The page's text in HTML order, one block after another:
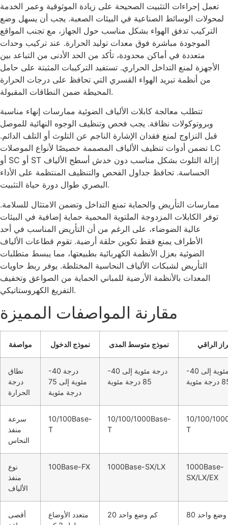
تعمل إجراءات التثبيت الصحيحة على زيادة الموثوقية وعمر الخدمة
لمحولات الوسائط الصناعية في البيئات الصعبة. يجب أن يسهل وضع
التركيب تدفق الهواء بشكل مناسب حول الجهاز، مع تجنب المواقع
الموجودة مباشرة فوق معدات توليد الحرارة. عند تركيب وحدات
متعددة في أماكن محدودة، تأكد من الحد الأدنى من التباعد بين
الأجهزة لمنع التداخل الحراري. تستفيد التركيبات المثبتة على حامل
من أنظمة تبريد الهواء القسري التي تحافظ على درجات الحرارة
المحيطة ضمن النطاقات المقبولة.
تتطلب معالجة كابلات الألياف الضوئية ممارسات إنهاء مناسبة
وبروتوكولات نظافة. يجب فحص وتنظيف الوجوه النهائية للموصل
قبل التزاوج لمنع فقدان الإشارة الناجم عن التلوث أو التلف الدائم.
تضمن أدوات تنظيف الألياف المصممة خصيصًا لأنواع الموصلات LC
أو SC أو ST إزالة التلوث بشكل مناسب دون خدش أسطح الألياف
الحساسة. تحافظ جداول الفحص والتنظيف المنتظمة على الأداء
البصري طوال دورة حياة التثبيت.
ممارسات التأريض والحماية تمنع التداخل وتضمن الامتثال للسلامة.
توفر الكابلات المزدوجة الملتوية المحمية حماية إضافية في البيئات
عالية الضوضاء، على الرغم من أن التأريض المناسب في أحد
الأطراف يمنع فقط تكوين حلقة أرضية. تقوم قطاعات الألياف
الضوئية بعزل الأنظمة الكهربائية بطبيعتها، مما يبسط متطلبات
التأريض لشبكات الألياف النحاسية المختلطة. يوفر ربط حاويات
المعدات بالأنظمة الأرضية للمباني الحماية من الصواعق وتخفيف
التفريغ الكهروستاتيكي.
مقارنة المواصفات المميزة
مواصفة نموذج الدخول نموذج متوسط ​​المدى الراقي
نطاق
درجة
الحرارة
-40 درجة
مئوية إلى 75
درجة مئوية
-40 درجة مئوية إلى
85 درجة مئوية
-40 درجة مئوية إلى
مئوية
سرعة
منفذ
النحاس
10/100Base-
T
10/100/1000Base-
T
10/100/
T
نوع
منفذ
الألياف
100Base-FX 1000Base-SX/LX
1000Base-
SX/LX/EX
أقصى
متعدد الأوضاع
20 كم وضع واحد وضع واحد